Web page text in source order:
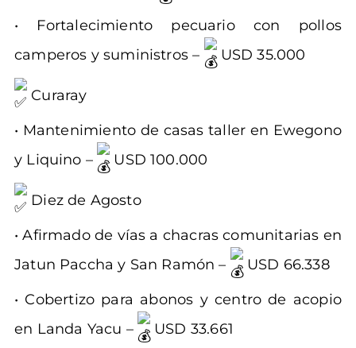
• Fortalecimiento pecuario con pollos
camperos y suministros –
USD 35.000
Curaray
• Mantenimiento de casas taller en Ewegono
y Liquino –
USD 100.000
Diez de Agosto
• Afirmado de vías a chacras comunitarias en
Jatun Paccha y San Ramón –
USD 66.338
• Cobertizo para abonos y centro de acopio
en Landa Yacu –
USD 33.661